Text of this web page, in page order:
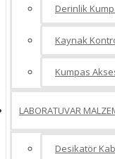
Derinlik
Kaynak
Kumpas
LABORATUVAR
Desikatör